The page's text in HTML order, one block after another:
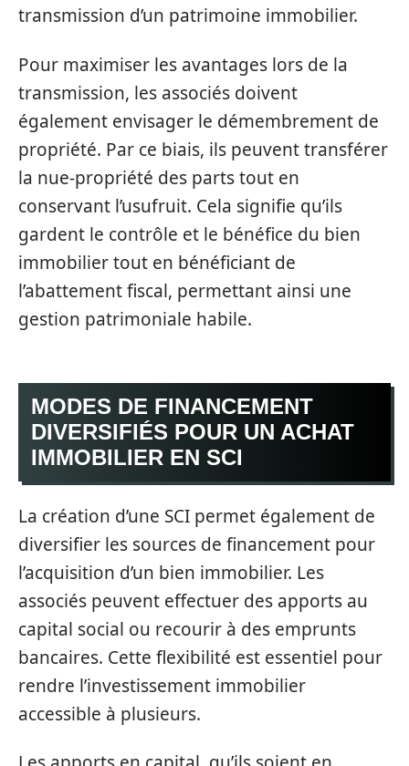
transmission d’un patrimoine immobilier.
Pour maximiser les avantages lors de la
transmission, les associés doivent
également envisager le démembrement de
propriété. Par ce biais, ils peuvent transférer
la nue-propriété des parts tout en
conservant l’usufruit. Cela signifie qu’ils
gardent le contrôle et le bénéfice du bien
immobilier tout en bénéficiant de
l’abattement fiscal, permettant ainsi une
gestion patrimoniale habile.
MODES DE FINANCEMENT
DIVERSIFIÉS POUR UN ACHAT
IMMOBILIER EN SCI
La création d’une SCI permet également de
diversifier les sources de financement pour
l’acquisition d’un bien immobilier. Les
associés peuvent effectuer des apports au
capital social ou recourir à des emprunts
bancaires. Cette flexibilité est essentiel pour
rendre l’investissement immobilier
accessible à plusieurs.